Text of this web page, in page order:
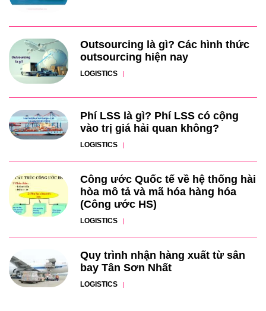
Outsourcing là gì? Các hình thức
outsourcing hiện nay
LOGISTICS
Phí LSS là gì? Phí LSS có cộng
vào trị giá hải quan không?
LOGISTICS
Công ước Quốc tế về hệ thống hài
hòa mô tả và mã hóa hàng hóa
(Công ước HS)
LOGISTICS
Quy trình nhận hàng xuất từ sân
bay Tân Sơn Nhất
LOGISTICS